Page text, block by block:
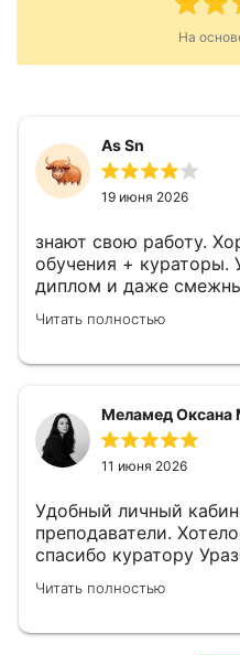
На
As Sn
19 июня 2026
знают свою работу.
обучения + кураторы. У кого если есть
диплом и даже
должностью.
Читать полностью
Меламед Оксана
11 июня 2026
Удобный личный
преподаватели.
спасибо куратору
вопросы и всегда
вопрос.
Читать полностью